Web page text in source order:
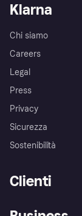
Klarna
Chi siamo
Careers
Legal
Press
Privacy
Sicurezza
Sostenibilità
Clienti
Assistenza